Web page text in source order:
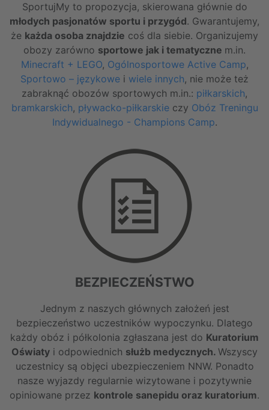
SportujMy to propozycja, skierowana głównie do
młodych pasjonatów sportu i przygód. Gwarantujemy,
że każda osoba znajdzie coś dla siebie. Organizujemy
obozy zarówno sportowe jak i tematyczne m.in.
Minecraft + LEGO, Ogólnosportowe Active Camp,
Sportowo – językowe i wiele innych, nie może też
zabraknąć obozów sportowych m.in.: piłkarskich,
bramkarskich, pływacko-piłkarskieczy Obóz Treningu
Indywidualnego - Champions Camp.
BEZPIECZEŃSTWO
Jednym z naszych głównych założeń jest
bezpieczeństwo uczestników wypoczynku. Dlatego
każdy obóz i półkolonia zgłaszana jest do Kuratorium
Oświaty i odpowiednich służb medycznych. Wszyscy
uczestnicy są objęci ubezpieczeniem NNW. Ponadto
nasze wyjazdy regularnie wizytowane i pozytywnie
opiniowane przez kontrole sanepidu oraz kuratorium.